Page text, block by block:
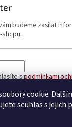
cookie.
souhlas s jejich
budeme zasílat
spodmínkami